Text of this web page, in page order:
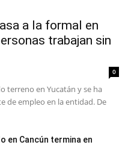
a la formal en
trabajan sin
0
terreno en Yucatán y se ha
de empleo en la entidad. De
en Cancún termina en